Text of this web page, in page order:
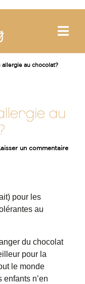
allergie au chocolat?
au
un commentaire
pour les
au
du chocolat
pour la
le monde
n’en